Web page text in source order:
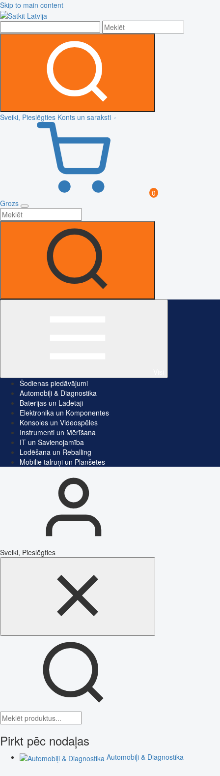
Skip to main content
Sveiki, Pieslēgties Konts un saraksti
0
Grozs
Šodienas piedāvājumi
Automobiļi & Diagnostika
Baterijas un Lādētāji
Elektronika un Komponentes
Konsoles un Videospēles
Instrumenti un Mērīšana
IT un Savienojamība
Lodēšana un Reballing
Mobilie tālruņi un Planšetes
Sveiki, Pieslēgties
Pirkt pēc nodaļas
Automobiļi & Diagnostika